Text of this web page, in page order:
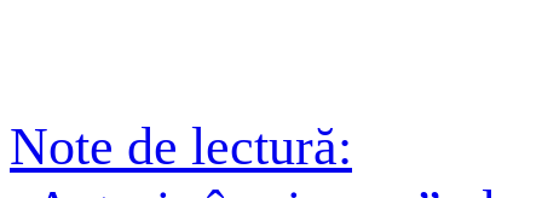
Note de lectură: